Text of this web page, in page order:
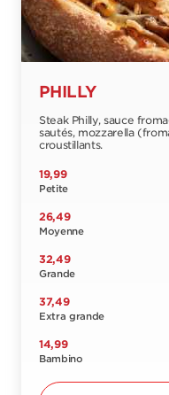
PHILLY
Steak Philly, sauce
sautés, mozzarella
croustillants.
19,99
Petite
26,49
Moyenne
32,49
Grande
37,49
Extra grande
14,99
Bambino